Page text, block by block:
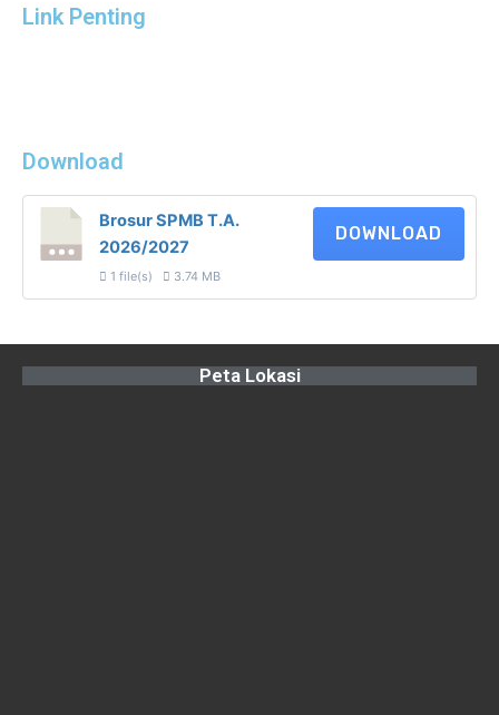
Link Penting
Download
Brosur SPMB T.A.
2026/2027
1 file(s) 3.74 MB
DOWNLOAD
Peta Lokasi